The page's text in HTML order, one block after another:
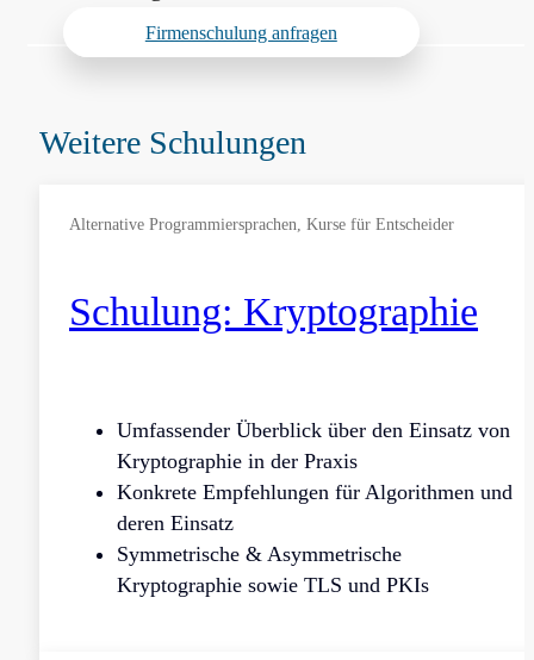
Firmenschulung anfragen
Weitere Schulungen
Alternative Programmiersprachen, Kurse für Entscheider
Schulung: Kryptographie
Umfassender Überblick über den Einsatz von
Kryptographie in der Praxis
Konkrete Empfehlungen für Algorithmen und
deren Einsatz
Symmetrische & Asymmetrische
Kryptographie sowie TLS und PKIs